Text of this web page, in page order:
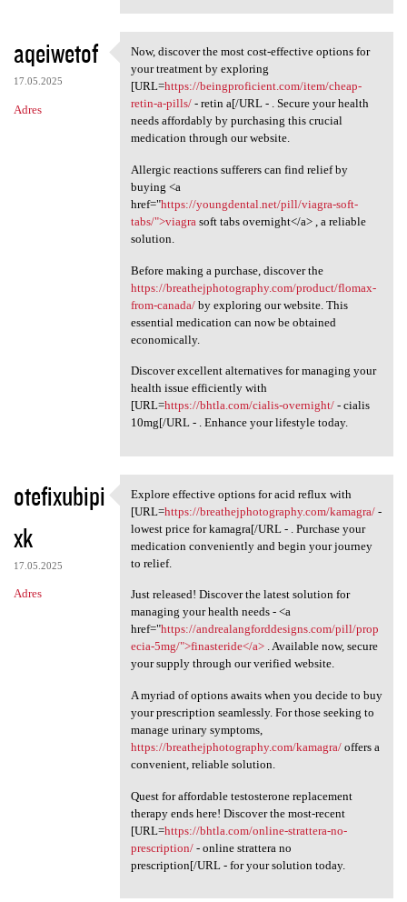
aqeiwetof
17.05.2025
Adres
Now, discover the most cost
Now, discover the most cost-effective options for
your treatment by exploring
[URL=https://beingproficient.com/item/cheap-
retin-a-pills/- retin a[/URL - . Secure your health
needs affordably by purchasing this crucial
medication through our website.
Allergic reactions sufferers can find relief by
buying <a
href="https://youngdental.net/pill/viagra-soft-
tabs/">viagrasoft tabs overnight</a> , a reliable
solution.
Before making a purchase, discover the
https://breathejphotography.com/product/flomax-
from-canada/by exploring our website. This
essential medication can now be obtained
economically.
Discover excellent alternatives for managing your
health issue efficiently with
[URL=https://bhtla.com/cialis-overnight/- cialis
10mg[/URL - . Enhance your lifestyle today.
otefixubipi
xk
17.05.2025
Adres
Explore effective options for
Explore effective options for acid reflux with
[URL=https://breathejphotography.com/kamagra/-
lowest price for kamagra[/URL - . Purchase your
medication conveniently and begin your journey
to relief.
Just released! Discover the latest solution for
managing your health needs - <a
href="https://andrealangforddesigns.com/pill/prop
ecia-5mg/">finasteride</a>. Available now, secure
your supply through our verified website.
A myriad of options awaits when you decide to buy
your prescription seamlessly. For those seeking to
manage urinary symptoms,
https://breathejphotography.com/kamagra/offers a
convenient, reliable solution.
Quest for affordable testosterone replacement
therapy ends here! Discover the most-recent
[URL=https://bhtla.com/online-strattera-no-
prescription/- online strattera no
prescription[/URL - for your solution today.